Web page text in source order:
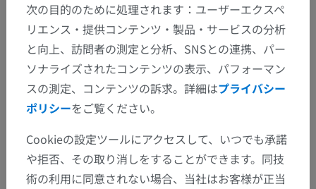
関節学> 後肢の関節> 足の関節 > 趾節間関節
下位構造：
底側陥凹
底側靱帯
人間の比較解剖学
次の目的のために処理されます：ユーザーエクスペ
リエンス・提供コンテンツ・製品・サービスの分析
と向上、訪問者の測定と分析、SNSとの連携、パー
ソナライズされたコンテンツの表示、パフォーマン
スの測定、コンテンツの訴求。詳細はプライバシー
ポリシーをご覧ください。
Cookieの設定ツールにアクセスして、いつでも承諾
や拒否、その取り消しをすることができます。同技
術の利用に同意されない場合、当社はお客様が正当